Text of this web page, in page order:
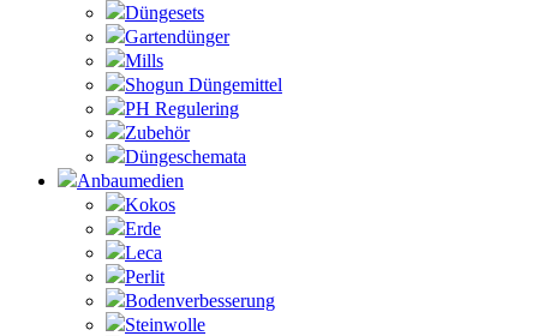
Düngesets
Gartendünger
Mills
Shogun Düngemittel
PH Regulering
Zubehör
Düngeschemata
Anbaumedien
Kokos
Erde
Leca
Perlit
Bodenverbesserung
Steinwolle